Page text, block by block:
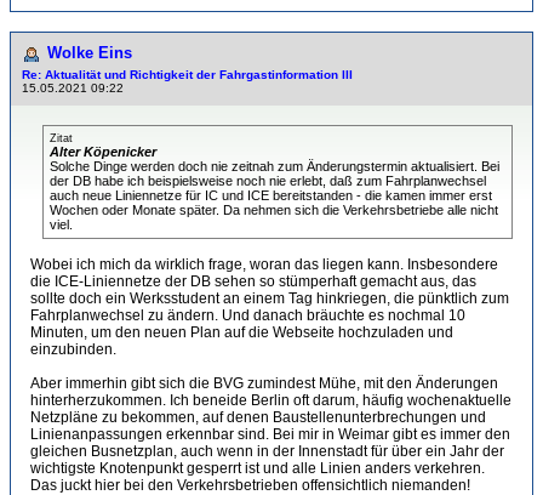
Wolke Eins
Re: Aktualität und Richtigkeit der Fahrgastinformation III
15.05.2021 09:22
Zitat
Alter Köpenicker
Solche Dinge werden doch nie zeitnah zum Änderungstermin aktualisiert. Bei
der DB habe ich beispielsweise noch nie erlebt, daß zum Fahrplanwechsel
auch neue Liniennetze für IC und ICE bereitstanden - die kamen immer erst
Wochen oder Monate später. Da nehmen sich die Verkehrsbetriebe alle nicht
viel.
Wobei ich mich da wirklich frage, woran das liegen kann. Insbesondere
die ICE-Liniennetze der DB sehen so stümperhaft gemacht aus, das
sollte doch ein Werksstudent an einem Tag hinkriegen, die pünktlich zum
Fahrplanwechsel zu ändern. Und danach bräuchte es nochmal 10
Minuten, um den neuen Plan auf die Webseite hochzuladen und
einzubinden.
Aber immerhin gibt sich die BVG zumindest Mühe, mit den Änderungen
hinterherzukommen. Ich beneide Berlin oft darum, häufig wochenaktuelle
Netzpläne zu bekommen, auf denen Baustellenunterbrechungen und
Linienanpassungen erkennbar sind. Bei mir in Weimar gibt es immer den
gleichen Busnetzplan, auch wenn in der Innenstadt für über ein Jahr der
wichtigste Knotenpunkt gesperrt ist und alle Linien anders verkehren.
Das juckt hier bei den Verkehrsbetrieben offensichtlich niemanden!